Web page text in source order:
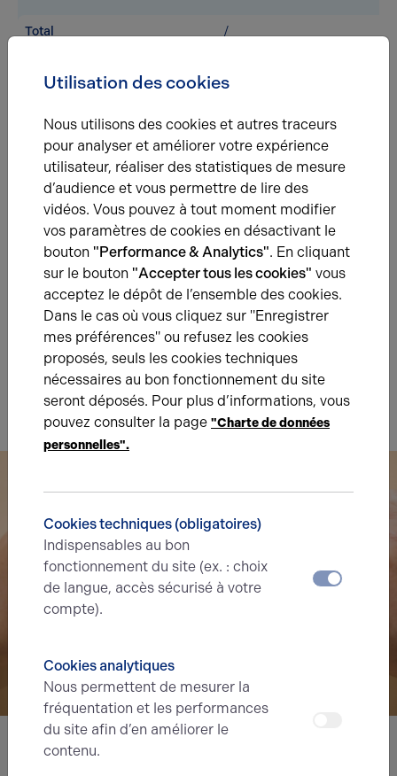
Total /
Énergie
B C D E F G
Diagnostic de performance énergétique
B C D E F G
Indice d'émission de gaz à effet de serre
Utilisation des cookies
Nous utilisons des cookies et autres traceurs
pour analyser et améliorer votre expérience
utilisateur, réaliser des statistiques de mesure
d’audience et vous permettre de lire des
vidéos. Vous pouvez à tout moment modifier
vos paramètres de cookies en désactivant le
bouton "Performance & Analytics". En cliquant
sur le bouton "Accepter tous les cookies" vous
acceptez le dépôt de l’ensemble des cookies.
Dans le cas où vous cliquez sur "Enregistrer
mes préférences" ou refusez les cookies
proposés, seuls les cookies techniques
nécessaires au bon fonctionnement du site
seront déposés. Pour plus d’informations, vous
pouvez consulter la page "Charte de données
personnelles".
Cookies techniques (obligatoires)
Indispensables au bon
fonctionnement du site (ex. : choix
de langue, accès sécurisé à votre
compte).
Cookies analytiques
Nous permettent de mesurer la
fréquentation et les performances
du site afin d’en améliorer le
contenu.